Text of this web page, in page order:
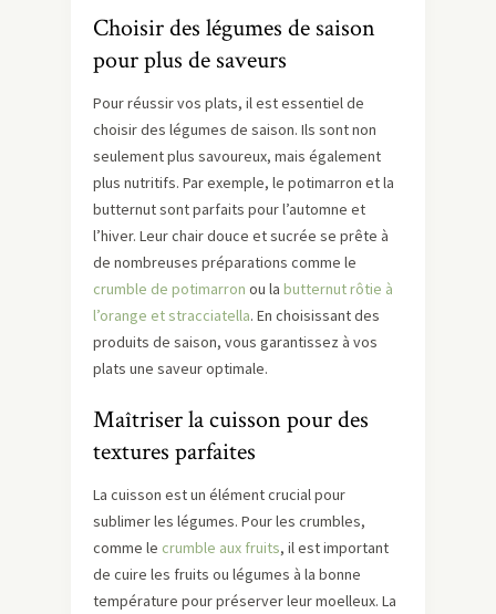
Choisir des légumes de saison
pour plus de saveurs
Pour réussir vos plats, il est essentiel de
choisir des légumes de saison. Ils sont non
seulement plus savoureux, mais également
plus nutritifs. Par exemple, le potimarron et la
butternut sont parfaits pour l’automne et
l’hiver. Leur chair douce et sucrée se prête à
de nombreuses préparations comme le
crumble de potimarron ou la butternut rôtie à
l’orange et stracciatella. En choisissant des
produits de saison, vous garantissez à vos
plats une saveur optimale.
Maîtriser la cuisson pour des
textures parfaites
La cuisson est un élément crucial pour
sublimer les légumes. Pour les crumbles,
comme le crumble aux fruits, il est important
de cuire les fruits ou légumes à la bonne
température pour préserver leur moelleux. La